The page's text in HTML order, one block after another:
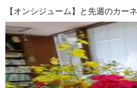
【オンシジューム】と先週のカー